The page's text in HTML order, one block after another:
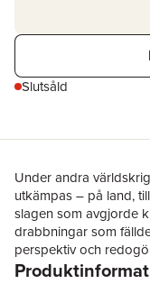
Slutsåld
Under andra
utkämpas – på land,
slagen som avgjorde
drabbningar som
perspektiv och
lyckades medan